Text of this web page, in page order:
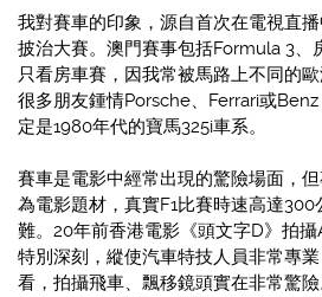
我對賽車的印象，源自首次在電視直
披治大賽。澳門賽事包括Formula 3、
只看房車賽，因我常被馬路上不同的
很多朋友鍾情Porsche、Ferrari或
定是1980年代的寶馬325i車系。
賽車是電影中經常出現的驚險場面，
為電影題材，真實F1比賽時速高達300
難。20年前香港電影《頭文字D》拍
特別深刻，縱使汽車特技人員非常專
看，拍攝飛車、飄移鏡頭實在非常驚